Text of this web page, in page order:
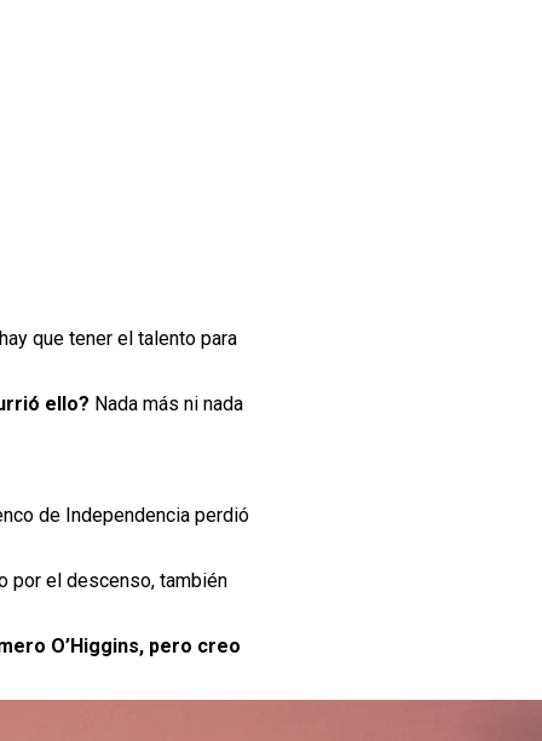
que tener el talento para
ello? Nada más ni nada
de Independencia perdió
por el descenso, también
O’Higgins, pero creo